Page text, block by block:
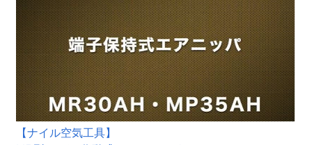
【ナイル空気工具】